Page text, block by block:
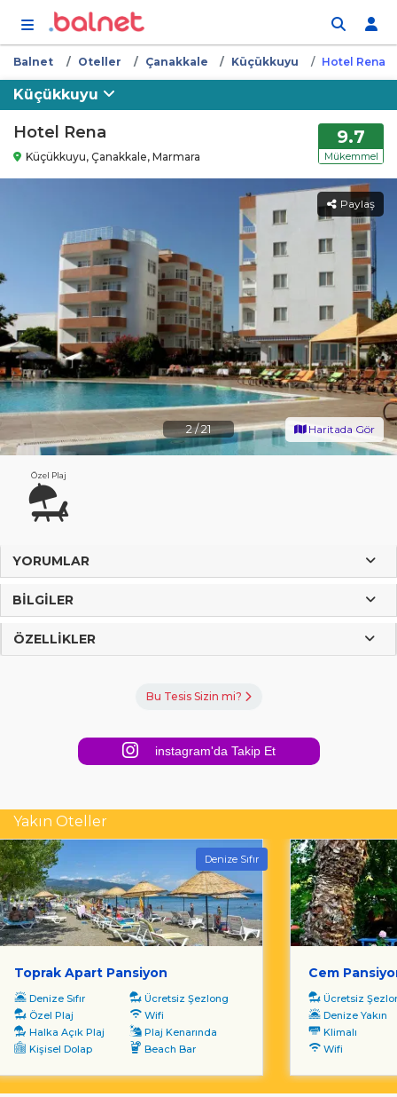
Balnet Oteller Çanakkale Küçükkuyu Hotel Rena
Küçükkuyu
Hotel Rena
Küçükkuyu, Çanakkale, Marmara
9.7
Mükemmel
2/21
Paylaş
Haritada Gör
Özel Plaj
YORUMLAR
BILGILER
ÖZELLIKLER
Bu Tesis Sizin mi?
instagram'da Takip Et
Yakın Oteller
Denize Sıfır
Toprak Apart Pansiyon
Denize Sıfır
Ücretsiz Şezlong
Özel Plaj
Wifi
Halka Açık Plaj
Plaj Kenarında
Kişisel Dolap
Beach Bar
Cem
Ücretsiz
Denize Yakın
Klimalı
Wifi